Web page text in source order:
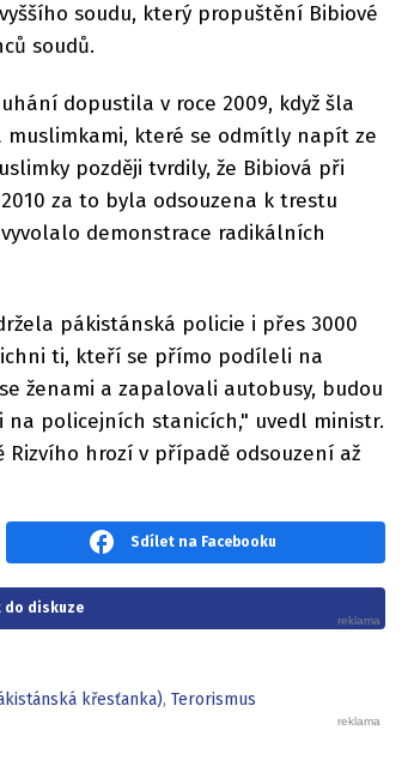
soudu, který propuštění Bibiové
soudů.
dopustila v roce 2009, když šla
muslimkami, které se odmítly napít ze
později tvrdily, že Bibiová při
za to byla odsouzena k trestu
demonstrace radikálních
pákistánská policie i přes 3000
ti, kteří se přímo podíleli na
ženami a zapalovali autobusy, budou
policejních stanicích," uvedl ministr.
hrozí v případě odsouzení až
Sdílet na Facebooku
diskuze
křesťanka), Terorismus